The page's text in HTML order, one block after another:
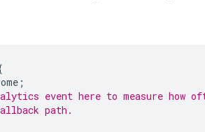
;
event here to measure how
path.